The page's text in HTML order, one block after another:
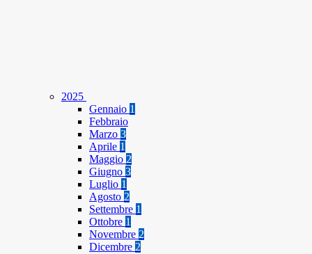
2025
Gennaio 1
Febbraio
Marzo 3
Aprile 1
Maggio 2
Giugno 3
Luglio 1
Agosto 2
Settembre 1
Ottobre 1
Novembre 2
Dicembre 2